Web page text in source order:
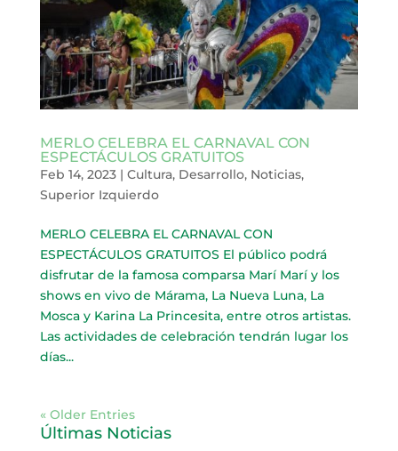
MERLO CELEBRA EL CARNAVAL CON
ESPECTÁCULOS GRATUITOS
Feb 14, 2023| Cultura, Desarrollo, Noticias,
Superior Izquierdo
MERLO CELEBRA EL CARNAVAL CON
ESPECTÁCULOS GRATUITOS El público podrá
disfrutar de la famosa comparsa Marí Marí y los
shows en vivo de Márama, La Nueva Luna, La
Mosca y Karina La Princesita, entre otros artistas.
Las actividades de celebración tendrán lugar los
días...
« Older Entries
Últimas Noticias